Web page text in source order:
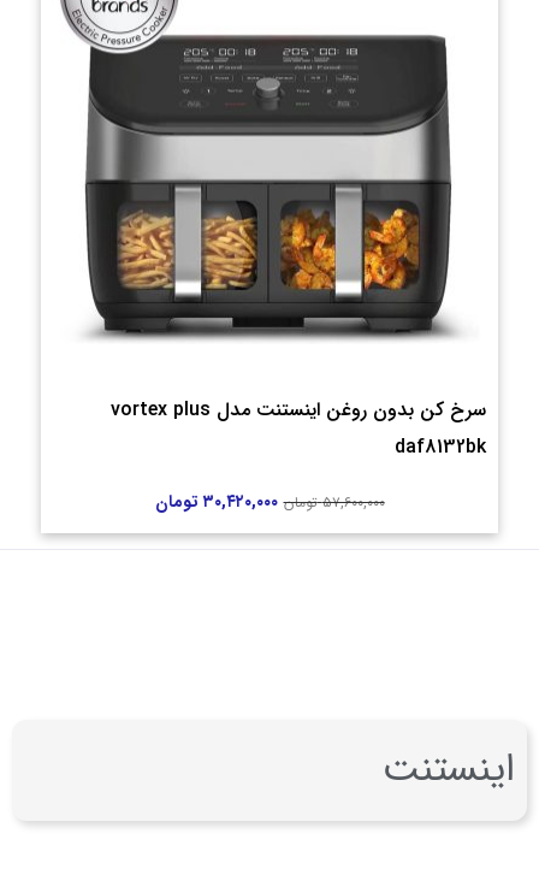
سرخ کن بدون روغن اینستنت مدل vortex plus
daf8132bk
۵۷,۶۰۰,۰۰۰ تومان ۳۰,۴۲۰,۰۰۰ تومان
اینستنت